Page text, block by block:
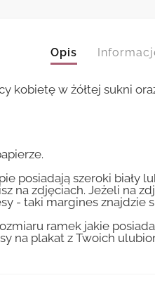
Opis
kobietę w żółtej sukni
posiadają szeroki biały
na zdjęciach. Jeżeli na
- taki margines znajdzie
ramek jakie
na plakat z Twoich